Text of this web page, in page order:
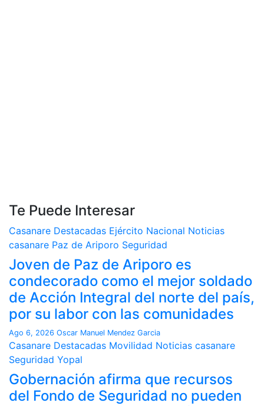
Te Puede Interesar
Casanare Destacadas Ejército Nacional Noticias
casanare Paz de Ariporo Seguridad
Joven de Paz de Ariporo es
condecorado como el mejor soldado
de Acción Integral del norte del país,
por su labor con las comunidades
Ago 6, 2026 Oscar Manuel Mendez Garcia
Casanare Destacadas Movilidad Noticias casanare
Seguridad Yopal
Gobernación afirma que recursos
del Fondo de Seguridad no pueden